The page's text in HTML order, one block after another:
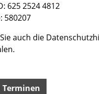
625 2524 4812
580207
auch die
.